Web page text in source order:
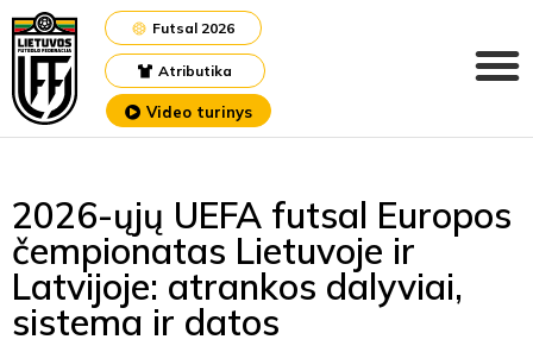
Atributika
Futsal 2026
Video turinys
2026-ųjų UEFA futsal Europos
čempionatas Lietuvoje ir
Latvijoje: atrankos dalyviai,
sistema ir datos